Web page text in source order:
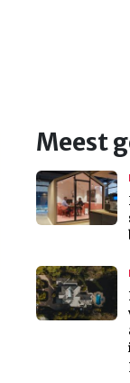
Meest